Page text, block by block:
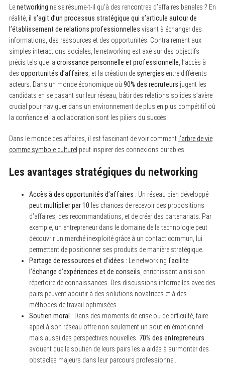
Lenetworking ne se résume-t-il qu’à des rencontres d’affaires banales ? En
réalité, il s’agit d’un processus stratégique qui s’articule autour de
l’établissement de relations professionnelles visant à échanger des
informations, des ressources et des opportunités. Contrairement aux
simples interactions sociales, le networking est axé sur des objectifs
précis tels que la croissance personnelle et professionnelle , l’accès à
des opportunités d’affaires , et la création de synergies entre différents
acteurs. Dans un monde économique où 90% des recruteurs jugent les
candidats en se basant sur leur réseau, bâtir des relations solides s’avère
crucial pour naviguer dans un environnement de plus en plus compétitif où
la confiance et la collaboration sont les piliers du succès.
Dans le monde des affaires, il est fascinant de voir comment l’arbre de vie
comme symbole culturel peut inspirer des connexions durables.
Les avantages stratégiques du networking
Accès à des opportunités d’affaires : Un réseau bien développé
peut multiplier par 10 les chances de recevoir des propositions
d’affaires, des recommandations, et de créer des partenariats. Par
exemple, un entrepreneur dans le domaine de la technologie peut
découvrir un marché inexploité grâce à un contact commun, lui
permettant de positionner ses produits de manière stratégique.
Partage de ressources et d’idées : Le networking facilite
l’échange d’expériences et de conseils , enrichissant ainsi son
répertoire de connaissances. Des discussions informelles avec des
pairs peuvent aboutir à des solutions novatrices et à des
méthodes de travail optimisées.
Soutien moral : Dans des moments de crise ou de difficulté, faire
appel à son réseau offre non seulement un soutien émotionnel
mais aussi des perspectives nouvelles. 70% des entrepreneurs
avouent que le soutien de leurs pairs les a aidés à surmonter des
obstacles majeurs dans leur parcours professionnel.